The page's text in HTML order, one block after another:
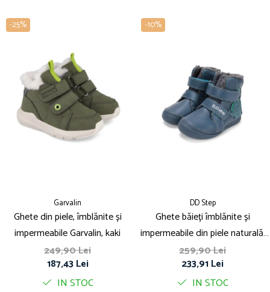
-25%
Garvalin
Ghete din piele, îmblănite și
impermeabile Garvalin, kaki
249,90 Lei
187,43 Lei
IN STOC
-10%
DD Step
Ghete băieți îmblănite și
impermeabile din piele naturală,
cu dinozaur - DDStep
259,90 Lei
233,91 Lei
IN STOC